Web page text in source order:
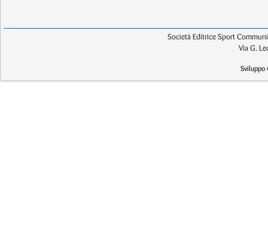
Società Editrice Sport
Via G.
Sviluppo